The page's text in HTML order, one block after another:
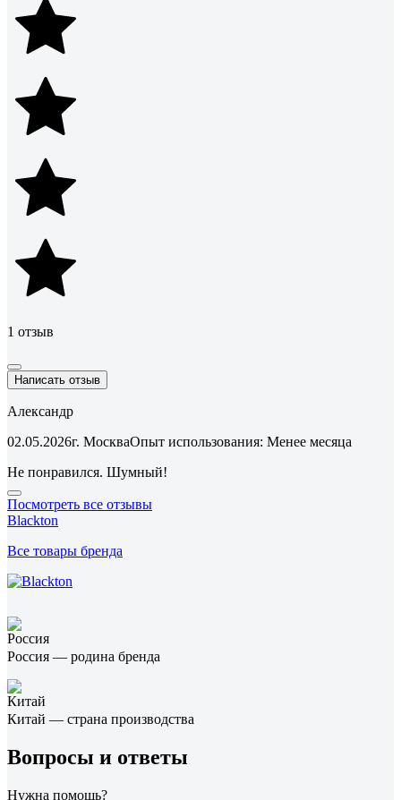
1 отзыв
Написать отзыв
Александр
02.05.2026г. МоскваОпыт использования: Менее месяца
Не понравился. Шумный!
Посмотреть все отзывы
Blackton
Все товары бренда
Россия — родина бренда
Китай — страна производства
Вопросы и ответы
Нужна помощь?